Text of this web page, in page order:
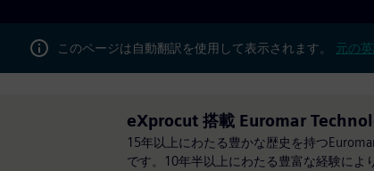
このページは自動翻訳を使用して表示されます。 元の
eXprocut 搭載 Euromar
15年以上にわたる豊かな歴史を持つ
です。10年半以上にわたる豊富な経験に